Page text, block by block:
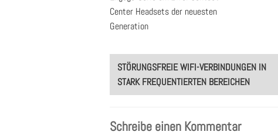
Center Headsets der neuesten
Generation
Post
navigation
STÖRUNGSFREIE WIFI-VERBINDUNGEN IN
STARK FREQUENTIERTEN BEREICHEN
Schreibe einen Kommentar